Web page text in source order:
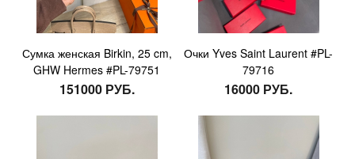
Сумка женская Birkin, 25 cm,
GHW Hermes #PL-79751
151000 РУБ.
Очки Yves Saint Laurent #PL-
79716
16000 РУБ.